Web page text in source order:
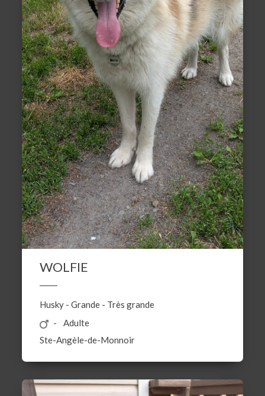
WOLFIE
Husky -Grande - Très grande
Adulte
Ste-Angèle-de-Monnoir